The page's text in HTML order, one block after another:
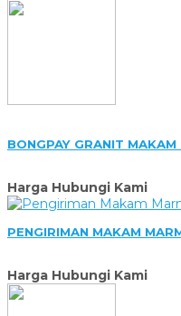
BONGPAY GRANIT
Harga Hubungi Kami
PENGIRIMAN MAKAM
Harga Hubungi Kami